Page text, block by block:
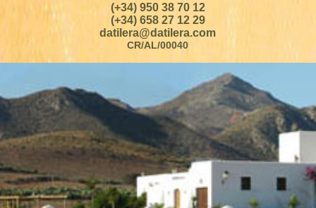
(+34) 950 38 70 12
(+34) 658 27 12 29
datilera@datilera.com
CR/AL/00040